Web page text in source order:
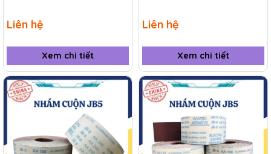
Liên hệ
Xem chi tiết
Liên hệ
Xem chi tiết